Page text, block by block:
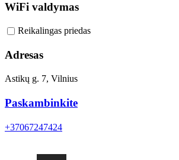
WiFi valdymas
Reikalingas priedas
Adresas
Astikų g. 7, Vilnius
Paskambinkite
+37067247424